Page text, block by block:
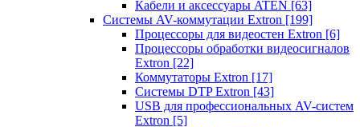
Кабели и аксессуары ATEN [63]
Системы AV-коммутации Extron [199]
Процессоры для видеостен Extron [6]
Процессоры обработки видеосигналов
Extron [22]
Коммутаторы Extron [17]
Системы DTP Extron [43]
USB для профессиональных AV-систем
Extron [5]